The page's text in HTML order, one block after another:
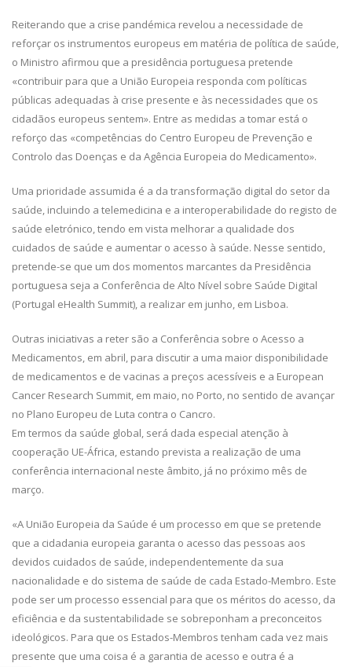
Reiterando que a crise pandémica revelou a necessidade de
reforçar os instrumentos europeus em matéria de política de saúde,
o Ministro afirmou que a presidência portuguesa pretende
«contribuir para que a União Europeia responda com políticas
públicas adequadas à crise presente e às necessidades que os
cidadãos europeus sentem». Entre as medidas a tomar está o
reforço das «competências do Centro Europeu de Prevenção e
Controlo das Doenças e da Agência Europeia do Medicamento».
Uma prioridade assumida é a da transformação digital do setor da
saúde, incluindo a telemedicina e a interoperabilidade do registo de
saúde eletrónico, tendo em vista melhorar a qualidade dos
cuidados de saúde e aumentar o acesso à saúde. Nesse sentido,
pretende-se que um dos momentos marcantes da Presidência
portuguesa seja a Conferência de Alto Nível sobre Saúde Digital
(Portugal eHealth Summit), a realizar em junho, em Lisboa.
Outras iniciativas a reter são a Conferência sobre o Acesso a
Medicamentos, em abril, para discutir a uma maior disponibilidade
de medicamentos e de vacinas a preços acessíveis e a European
Cancer Research Summit, em maio, no Porto, no sentido de avançar
no Plano Europeu de Luta contra o Cancro.
Em termos da saúde global, será dada especial atenção à
cooperação UE-África, estando prevista a realização de uma
conferência internacional neste âmbito, já no próximo mês de
março.
«A União Europeia da Saúde é um processo em que se pretende
que a cidadania europeia garanta o acesso das pessoas aos
devidos cuidados de saúde, independentemente da sua
nacionalidade e do sistema de saúde de cada Estado-Membro. Este
pode ser um processo essencial para que os méritos do acesso, da
eficiência e da sustentabilidade se sobreponham a preconceitos
ideológicos. Para que os Estados-Membros tenham cada vez mais
presente que uma coisa é a garantia de acesso e outra é a